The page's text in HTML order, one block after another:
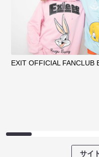
EXIT OFFICIAL FANCLUB
サイ